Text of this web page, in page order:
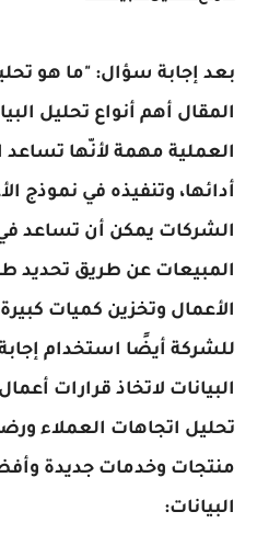
بعد إجابة سؤال: "ما هو
المقال أهم أنواع تحليل
العملية مهمة لأنّها
أدائها، وتنفيذه في نموذج
الشركات يمكن أن تساعد في
المبيعات عن طريق تحديد
الأعمال وتخزين كميات
للشركة أيضًا استخدام
البيانات لاتخاذ قرارات
تحليل اتجاهات العملاء
منتجات وخدمات جديدة
البيانات: